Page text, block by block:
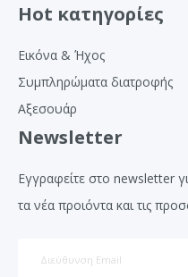
Hot κατηγορίες
Εικόνα & Ήχος
Συμπληρώματα διατροφής
Αξεσουάρ
Newsletter
Εγγραφείτε στο newsletter
τα νέα προιόντα και τις